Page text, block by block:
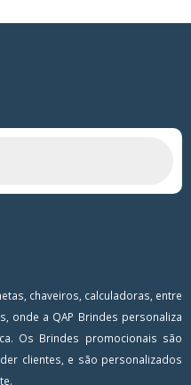
chaveiros, calculadoras, entre
onde a QAP Brindes personaliza
Os Brindes promocionais são
clientes, e são personalizados